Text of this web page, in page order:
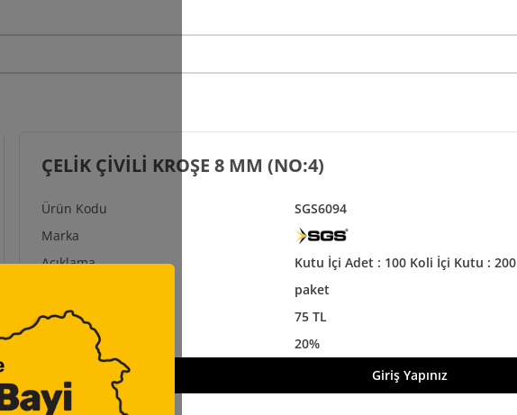
SGS6094
ÇELİK ÇİVİLİ KROŞE 8 MM (NO:4)
Kutu İçi Adet : 100 Koli İçi Kutu : 200
paket
75 TL
20%
Giriş Yapınız